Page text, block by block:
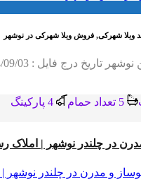
ویلا شهرکی, فروش ویلا شهرکی در نوشهر
متراژ بنا : 600 متر چهار خواب مستر،آسانسور،روفگاردن با…
در چلندر نوشهر | املاک